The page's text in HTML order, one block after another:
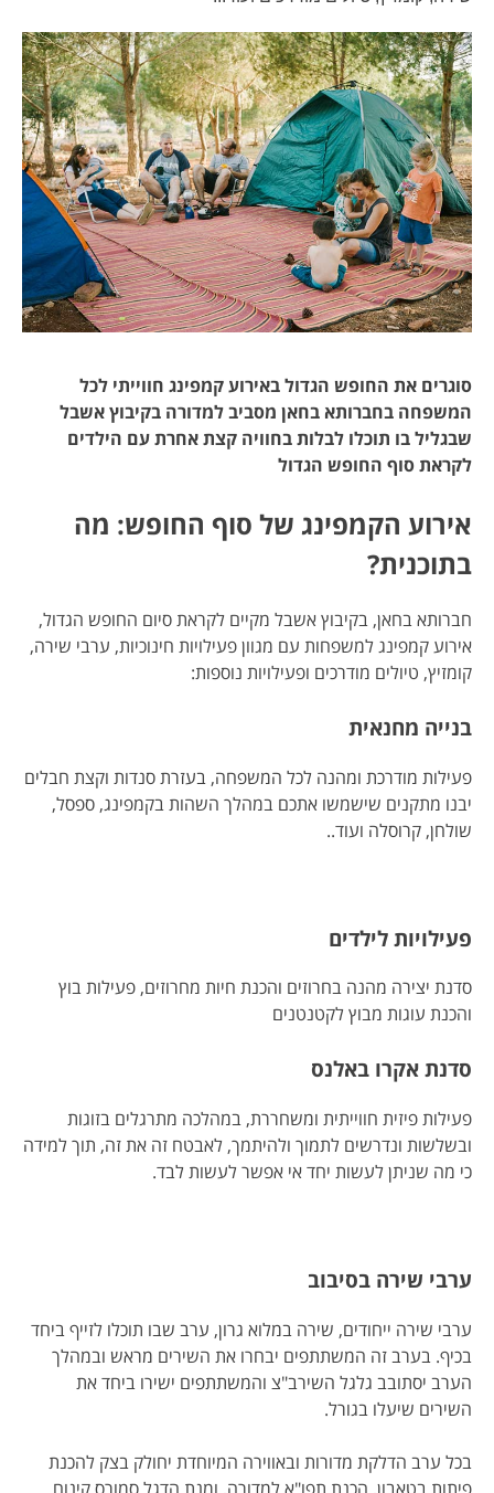
סוגרים את החופש הגדול באירוע קמפינג חווייתי לכל
המשפחה בחברותא בחאן מסביב למדורה בקיבוץ אשבל
שבגליל בו תוכלו לבלות בחוויה קצת אחרת עם הילדים
לקראת סוף החופש הגדול
אירוע הקמפינג של סוף החופש: מה
בתוכנית?
חברותא בחאן, בקיבוץ אשבל מקיים לקראת סיום החופש הגדול,
אירוע קמפינג למשפחות עם מגוון פעילויות חינוכיות, ערבי שירה,
קומזיץ, טיולים מודרכים ופעילויות נוספות:
בנייה מחנאית
פעילות מודרכת ומהנה לכל המשפחה, בעזרת סנדות וקצת חבלים
יבנו מתקנים שישמשו אתכם במהלך השהות בקמפינג, ספסל,
שולחן, קרוסלה ועוד..
פעילויות לילדים
סדנת יצירה מהנה בחרוזים והכנת חיות מחרוזים, פעילות בוץ
והכנת עוגות מבוץ לקטנטנים
סדנת אקרו באלנס
פעילות פיזית חווייתית ומשחררת, במהלכה מתרגלים בזוגות
ובשלשות ונדרשים לתמוך ולהיתמך, לאבטח זה את זה, תוך למידה
כי מה שניתן לעשות יחד אי אפשר לעשות לבד.
ערבי שירה בסיבוב
ערבי שירה ייחודים, שירה במלוא גרון, ערב שבו תוכלו לזייף ביחד
בכיף. בערב זה המשתתפים יבחרו את השירים מראש ובמהלך
הערב יסתובב גלגל השירב"צ והמשתתפים ישירו ביחד את
השירים שיעלו בגורל.
בכל ערב הדלקת מדורות ובאווירה המיוחדת יחולק בצק להכנת